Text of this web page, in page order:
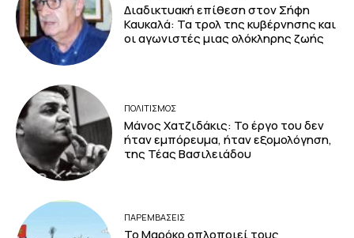
Διαδικτυακή επίθεση στον Σήφη
Καυκαλά: Τα τρολ της κυβέρνησης και
οι αγωνιστές μιας ολόκληρης ζωής
ΠΟΛΙΤΙΣΜΟΣ
Μάνος Χατζιδάκις: Το έργο του δεν
ήταν εμπόρευμα, ήταν εξομολόγηση,
της Τέας Βασιλειάδου
ΠΑΡΕΜΒΑΣΕΙΣ
Το Μαρόκο οπλοποιεί τους